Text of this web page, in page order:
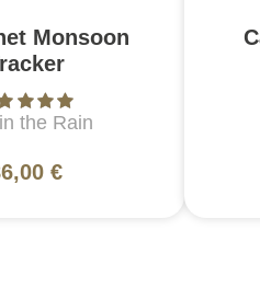
Monsoon
the Rain
€